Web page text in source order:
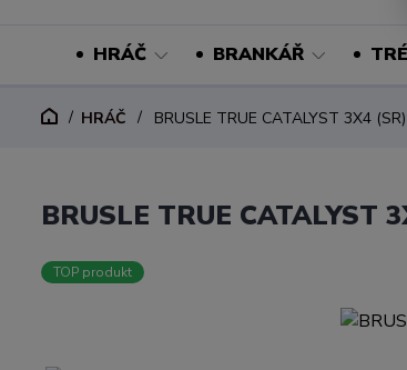
HRÁČ BRANKÁŘ
HRÁČ BRUSLE TRUE CATALYST 3X4 (SR)
BRUSLE TRUE CATALYST
TOP produkt